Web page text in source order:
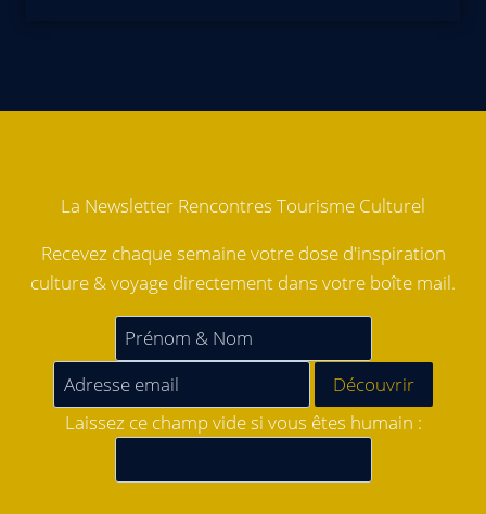
La Newsletter Rencontres Tourisme Culturel
Recevez chaque semaine votre dose d'inspiration
culture & voyage directement dans votre boîte mail.
Laissez ce champ vide si vous êtes humain :